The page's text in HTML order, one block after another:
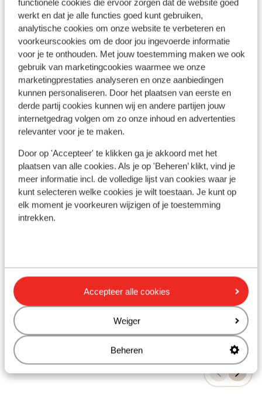
functionele cookies die ervoor zorgen dat de website goed
werkt en dat je alle functies goed kunt gebruiken,
analytische cookies om onze website te verbeteren en
voorkeurscookies om de door jou ingevoerde informatie
voor je te onthouden. Met jouw toestemming maken we ook
gebruik van marketingcookies waarmee we onze
marketingprestaties analyseren en onze aanbiedingen
kunnen personaliseren. Door het plaatsen van eerste en
derde partij cookies kunnen wij en andere partijen jouw
internetgedrag volgen om zo onze inhoud en advertenties
relevanter voor je te maken.
Door op 'Accepteer' te klikken ga je akkoord met het
plaatsen van alle cookies. Als je op 'Beheren’ klikt, vind je
meer informatie incl. de volledige lijst van cookies waar je
kunt selecteren welke cookies je wilt toestaan. Je kunt op
elk moment je voorkeuren wijzigen of je toestemming
intrekken.
Accepteer alle cookies
Weiger
Beheren
Ook interessant voor jou
8.5 Fantastisch
Hotel Mundial
Lissabon
Panoramisch uitzicht
Do 27 Aug. - Di 1 Sep.
Bekijk
Zo